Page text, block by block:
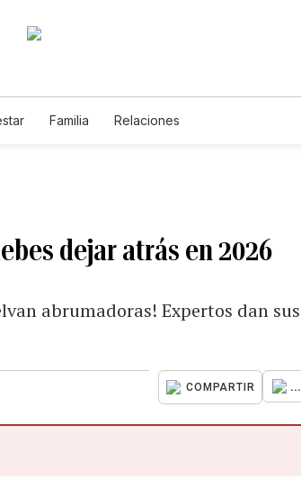
Familia Relaciones
dejar atrás en 2026
abrumadoras! Expertos dan sus
COMPARTIR ...